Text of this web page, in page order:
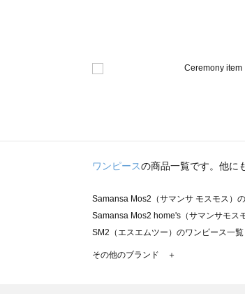
ワンピースの商品一覧です。他に
Samansa Mos2（サマンサ モスモス）
Samansa Mos2 home's（サマンサモス
SM2（エスエムツー）のワンピース一覧
TSUHARU by Samansa Mos2（ツハル
その他のブランド ＋